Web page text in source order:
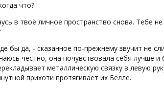
что?
в твоё личное пространство снова. Тебе
бы да, - сказанное по-прежнему звучит не
честно, она почувствовала себя лучше
металлическую связку в левую
прихоти протягивает их Белле.